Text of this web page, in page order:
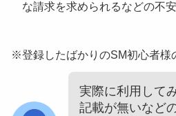
な請求を求められるなどの不
※登録したばかりのSM初心者様
実際に利用して
記載が無いなど